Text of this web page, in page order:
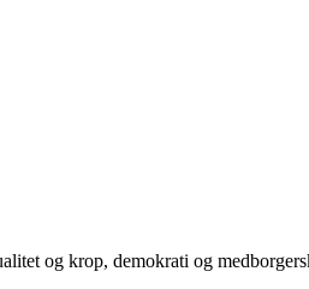
og krop, demokrati og